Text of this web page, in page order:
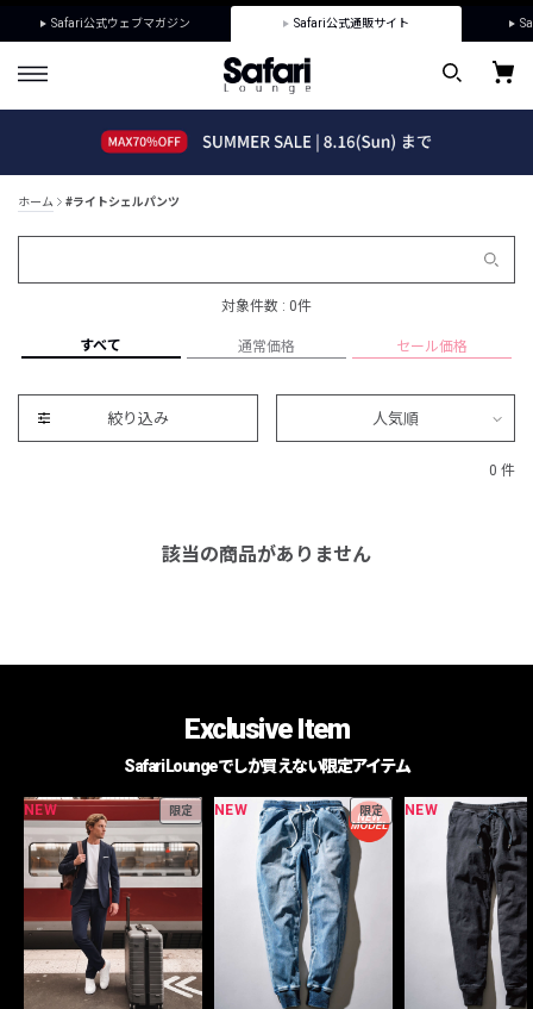
Safari公式ウェブマガジン Safari公式通販サイト
ホーム #ライトシェルパンツ
対象件数 : 0件
すべて 通常価格 セール価格
絞り込み 人気順
0 件
該当の商品がありません
Exclusive Item
Safari Loungeでしか買えない限定アイテム
NEW 限定 NEW 限定 NEW